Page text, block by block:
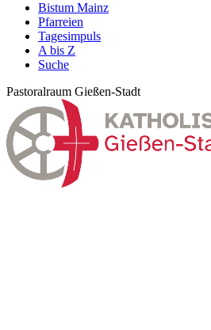
Bistum Mainz
Pfarreien
Tagesimpuls
A bis Z
Suche
Pastoralraum Gießen-Stadt